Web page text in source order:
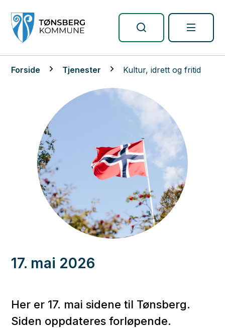
Du er her:
Forside Tjenester Kultur, idrett og fritid
17. mai 2026
Her er 17. mai sidene til Tønsberg.
Siden oppdateres forløpende.